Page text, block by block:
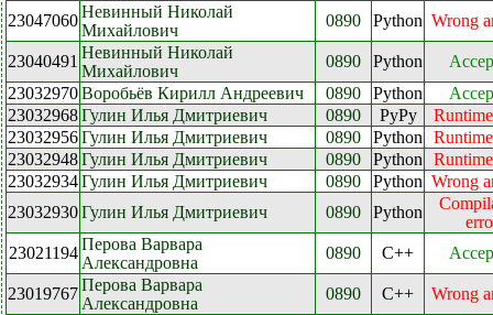
23047060Невинный Николай
Михайлович
0890 Python Wrong
23040491 Невинный Николай
Михайлович
0890 Python
23032970Воробьёв Кирилл Андреевич 0890 Python
23032968Гулин Илья Дмитриевич 0890 PyPy
23032956Гулин Илья Дмитриевич 0890 Python
23032948Гулин Илья Дмитриевич 0890 Python
23032934Гулин Илья Дмитриевич 0890 Python Wrong
23032930Гулин Илья Дмитриевич 0890 Python
23021194 Перова Варвара
Александровна
0890 C++
23019767Перова Варвара
Александровна
0890 C++ Wrong